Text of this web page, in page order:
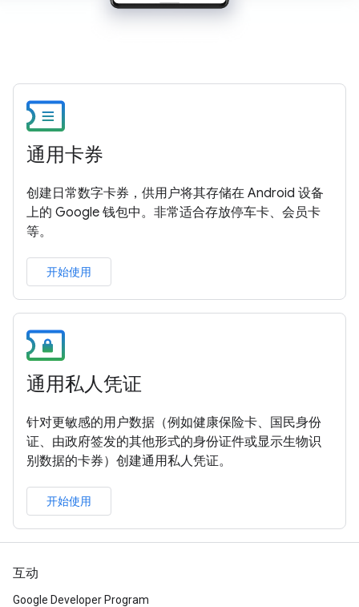
通用卡券
创建日常数字卡券，供用户将其存储在 Android 设备
上的 Google 钱包中。非常适合存放停车卡、会员卡
等。
开始使用
通用私人凭证
针对更敏感的用户数据（例如健康保险卡、国民身份
证、由政府签发的其他形式的身份证件或显示生物识
别数据的卡券）创建通用私人凭证。
开始使用
互动
Google Developer Program